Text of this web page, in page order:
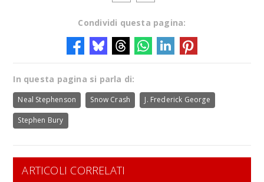
Condividi questa pagina:
In questa pagina si parla di:
Neal Stephenson Snow Crash J. Frederick George
Stephen Bury
ARTICOLI CORRELATI